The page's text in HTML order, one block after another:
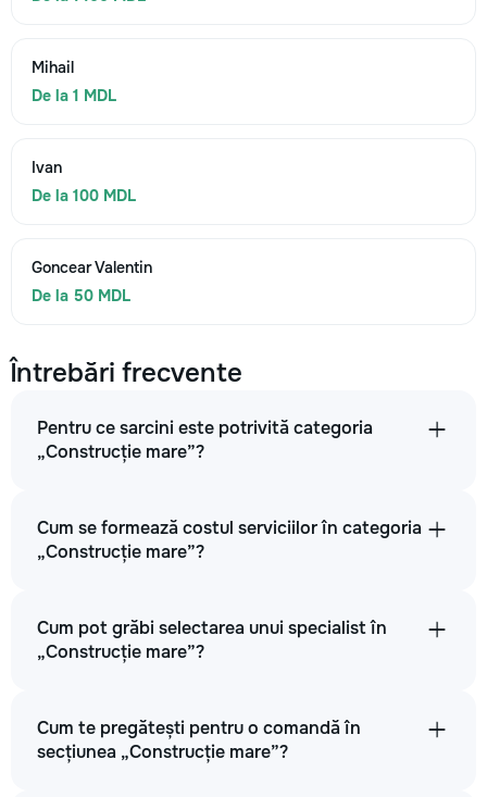
Mihail
De la 1 MDL
Ivan
De la 100 MDL
Goncear Valentin
De la 50 MDL
Întrebări frecvente
Pentru ce sarcini este potrivită categoria
„Construcție mare”?
Cum se formează costul serviciilor în categoria
„Construcție mare”?
Cum pot grăbi selectarea unui specialist în
„Construcție mare”?
Cum te pregătești pentru o comandă în
secțiunea „Construcție mare”?